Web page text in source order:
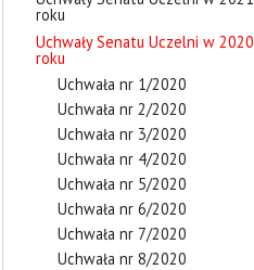
roku
Uchwały Senatu Uczelni w 2020
roku
Uchwała nr 1/2020
Uchwała nr 2/2020
Uchwała nr 3/2020
Uchwała nr 4/2020
Uchwała nr 5/2020
Uchwała nr 6/2020
Uchwała nr 7/2020
Uchwała nr 8/2020